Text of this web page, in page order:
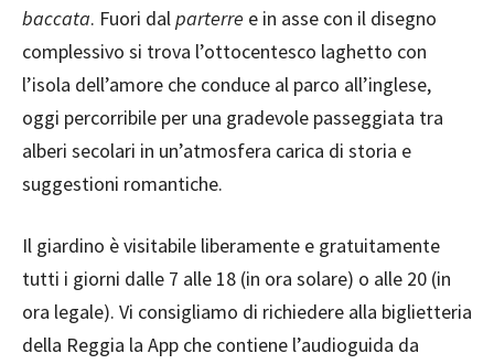
baccata. Fuori dalparterre e in asse con il disegno
complessivo si trova l’ottocentesco laghetto con
l’isola dell’amore che conduce al parco all’inglese,
oggi percorribile per una gradevole passeggiata tra
alberi secolari in un’atmosfera carica di storia e
suggestioni romantiche.
Il giardino è visitabile liberamente e gratuitamente
tutti i giorni dalle 7 alle 18 (in ora solare) o alle 20 (in
ora legale). Vi consigliamo di richiedere alla biglietteria
della Reggia la App che contiene l’audioguida da